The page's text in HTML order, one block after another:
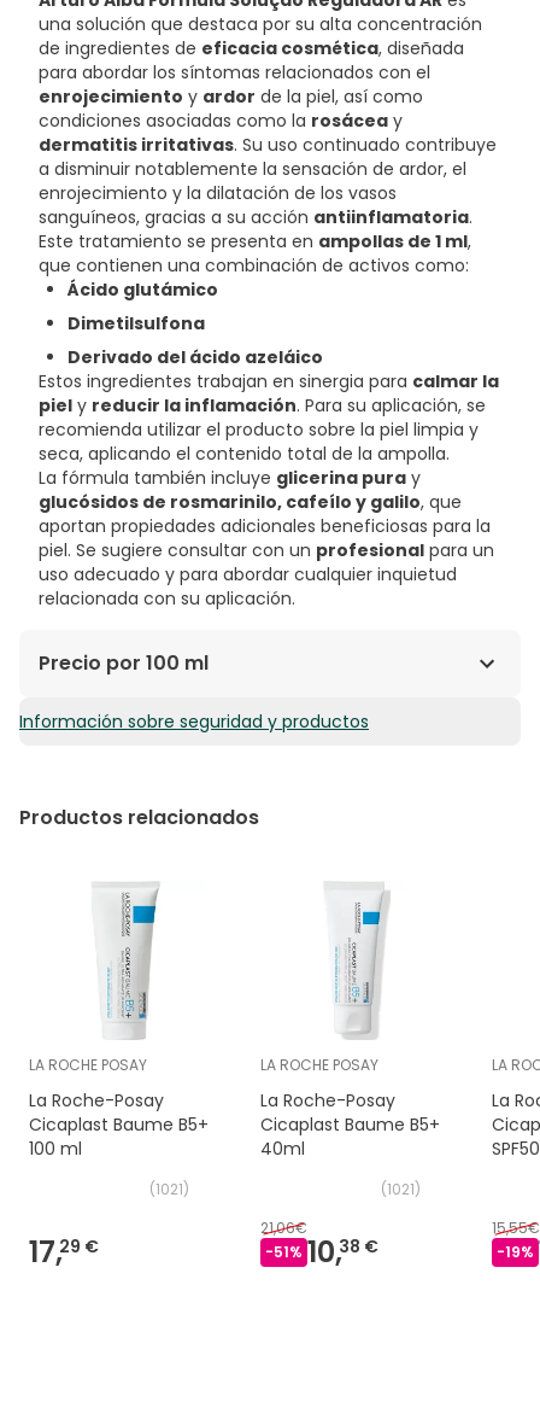
una solución que destaca por su alta concentración
de ingredientes de eficacia cosmética, diseñada
para abordar los síntomas relacionados con el
enrojecimiento y ardor de la piel, así como
condiciones asociadas como la rosácea y
dermatitis irritativas. Su uso continuado contribuye
a disminuir notablemente la sensación de ardor, el
enrojecimiento y la dilatación de los vasos
sanguíneos, gracias a su acción antiinflamatoria.
Este tratamiento se presenta en ampollas de 1 ml,
que contienen una combinación de activos como:
Ácido glutámico
Dimetilsulfona
Derivado del ácido azeláico
Estos ingredientes trabajan en sinergia para calmar la
piel y reducir la inflamación. Para su aplicación, se
recomienda utilizar el producto sobre la piel limpia y
seca, aplicando el contenido total de la ampolla.
La fórmula también incluye glicerina pura y
glucósidos de rosmarinilo, cafeílo y galilo, que
aportan propiedades adicionales beneficiosas para la
piel. Se sugiere consultar con un profesional para un
uso adecuado y para abordar cualquier inquietud
relacionada con su aplicación.
Precio por 100 ml
212,50€ / 100 ml
Información sobre seguridad y productos
Productos relacionados
LA ROCHE POSAY
La Roche-Posay
Cicaplast Baume B5+
100 ml
(1021)
17,29 €
LA ROCHE POSAY
La Roche-Posay
Cicaplast Baume B5+
40ml
(1021)
21,06€
-51% 10,38 €
LA
La
15,55€
-19%